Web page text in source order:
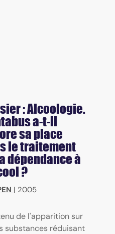
: Alcoologie.
a-t-il
sa place
le traitement
dépendance à
?
| 2005
de l'apparition sur
substances réduisant